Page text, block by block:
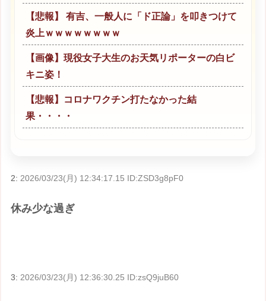
【悲報】 有吉、一般人に「ド正論」を叩きつけて
炎上ｗｗｗｗｗｗｗｗ
【画像】現役女子大生のお天気リポーターの白ビ
キニ姿！
【悲報】コロナワクチン打たなかった結
果・・・・
2: 2026/03/23(月) 12:34:17.15 ID:ZSD3g8pF0
休み少な過ぎ
3:2026/03/23(月) 12:36:30.25 ID:zsQ9juB60